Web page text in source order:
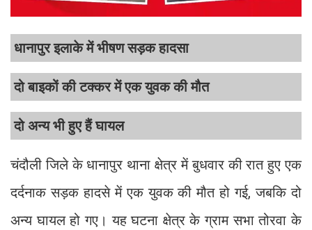
धानापुर इलाके में भीषण सड़क हादसा
दो बाइकों की टक्कर में एक युवक की मौत
दो अन्य भी हुए हैं घायल
चंदौली जिले के धानापुर थाना क्षेत्र में बुधवार की रात हुए एक
दर्दनाक सड़क हादसे में एक युवक की मौत हो गई, जबकि दो
अन्य घायल हो गए। यह घटना क्षेत्र के ग्राम सभा तोरवा के